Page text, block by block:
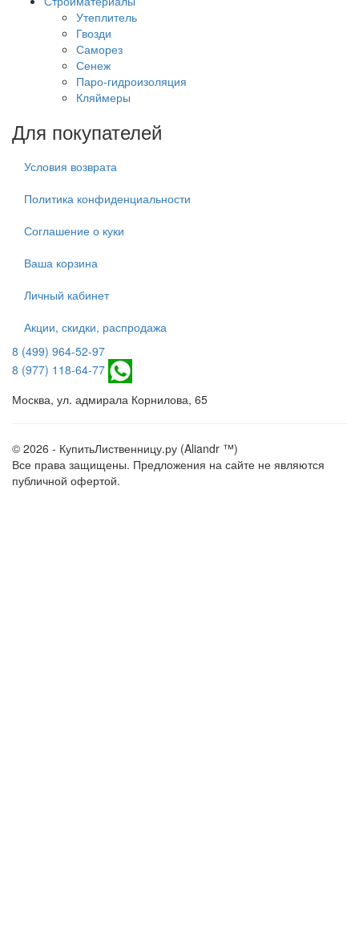
Утеплитель
Гвозди
Саморез
Сенеж
Паро-гидроизоляция
Кляймеры
Для покупателей
Условия возврата
Политика конфиденциальности
Соглашение о куки
Ваша корзина
Личный кабинет
Акции, скидки, распродажа
8 (499) 964-52-97
8 (977) 118-64-77
Москва, ул. адмирала Корнилова, 65
© 2026 - КупитьЛиственницу.ру (Aliandr ™)
Все права защищены. Предложения на сайте не являются
публичной офертой.